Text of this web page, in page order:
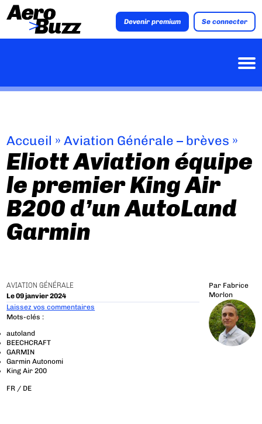
Devenir premium Se connecter
Accueil »Aviation Générale – brèves »
Eliott Aviation équipe
le premier King Air
B200 d’un AutoLand
Garmin
AVIATION GÉNÉRALE
Le 09 janvier 2024
Par Fabrice
Morlon
Laissez vos commentaires
Mots-clés :
autoland
BEECHCRAFT
GARMIN
Garmin Autonomi
King Air 200
FR / DE